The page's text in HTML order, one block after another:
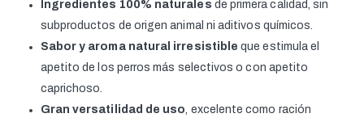
Ingredientes 100% naturales de primera calidad, sin
subproductos de origen animal ni aditivos químicos.
Sabor y aroma natural irresistible que estimula el
apetito de los perros más selectivos o con apetito
caprichoso.
Gran versatilidad de uso, excelente como ración